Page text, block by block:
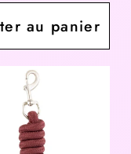
au panier